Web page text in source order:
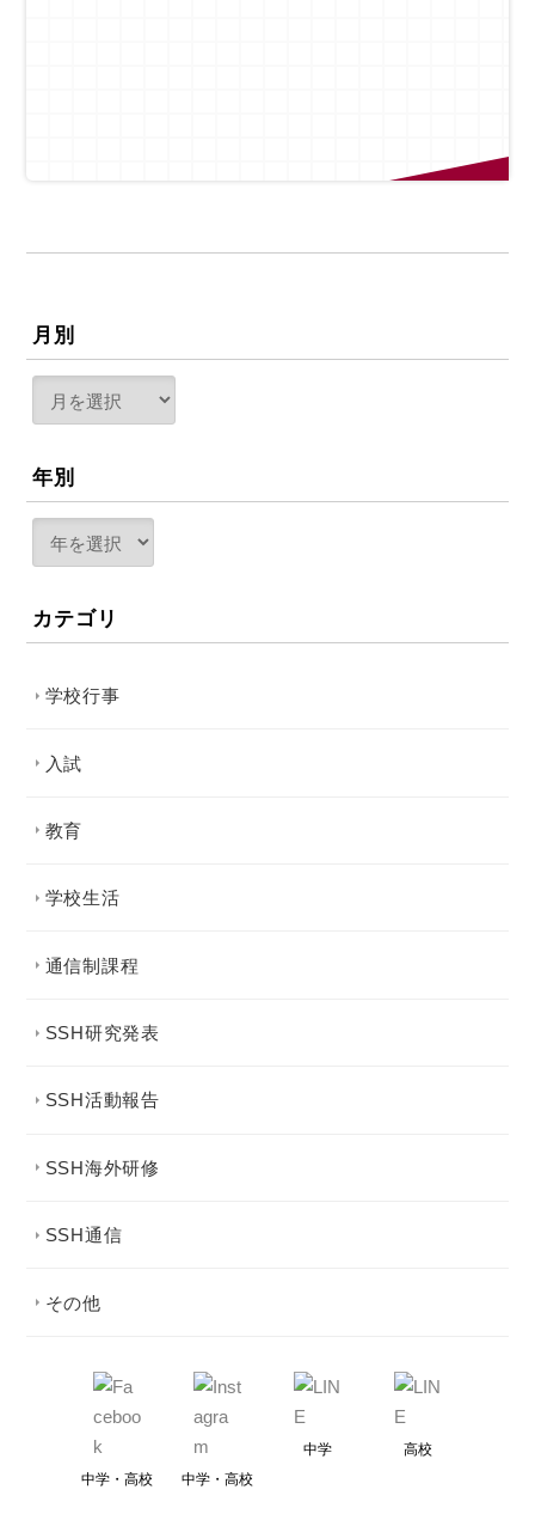
月別
年別
カテゴリ
学校行事
入試
教育
学校生活
通信制課程
SSH研究発表
SSH活動報告
SSH海外研修
SSH通信
その他
中学・高校 中学・高校
中学 高校